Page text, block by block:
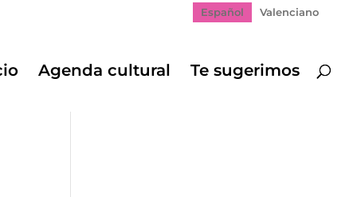
Español Valenciano
Agenda cultural Te sugerimos